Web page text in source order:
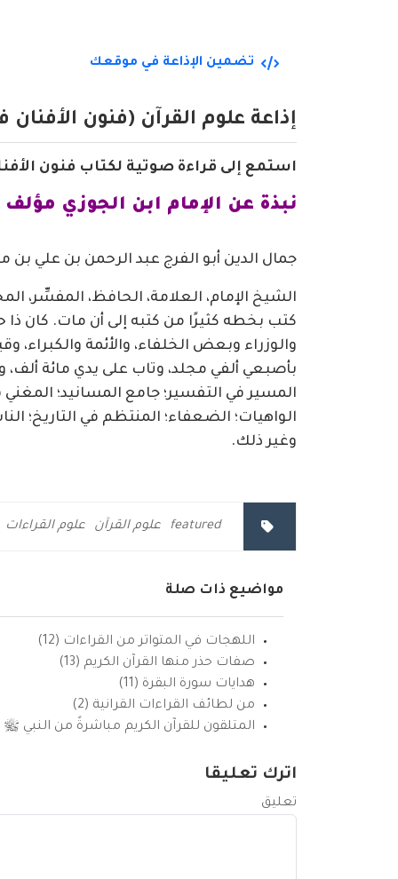
تضمين الإذاعة في موقعك
إذاعة علوم القرآن (فنون
استمع إلى قراءة صوتية لكتاب فنون
نبذة عن الإمام ابن الجوزي
جمال الدين أبو الفرج عبد الرحمن بن علي بن محمد الجوزي (508هـ
الشيخ الإمام، العلامة، الحافظ، المفسِّر،
كتب بخطه كثيرًا من كتبه إلى أن مات. كان
والوزراء وبعض الخلفاء، والأئمة
بأصبعي ألفي مجلد، وتاب على يدي مائة
المسير في التفسير؛ جامع المسانيد؛
الواهيات؛ الضعفاء؛ المنتظم في
وغير ذلك.
featured علوم القرآن علوم القراءات
مواضيع ذات صلة
اللهجات في المتواتر من القراءات (12)
صفات حذر منها القرآن الكريم (13)
هدايات سورة البقرة (11)
من لطائف القراءات القرانية (2)
المتلقون للقرآن الكريم مباشرةً من النبي ﷺ
اترك تعليقا
تعليق